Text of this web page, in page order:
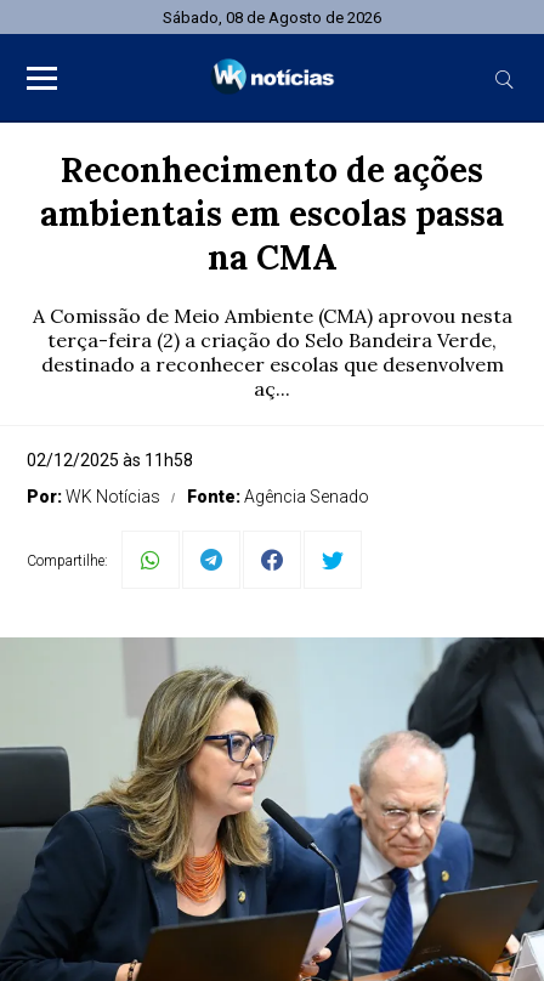
Sábado, 08 de Agosto de 2026
Reconhecimento de ações
ambientais em escolas passa
na CMA
A Comissão de Meio Ambiente (CMA) aprovou nesta
terça-feira (2) a criação do Selo Bandeira Verde,
destinado a reconhecer escolas que desenvolvem
aç...
02/12/2025 às 11h58
Por:WK Notícias Fonte:Agência Senado
Compartilhe: